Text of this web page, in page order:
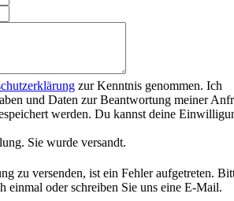
zur Kenntnis genommen. Ich
und Daten zur Beantwortung meiner
werden. Du kannst deine
Sie wurde versandt.
zu versenden, ist ein Fehler aufgetreten.
einmal oder schreiben Sie uns eine E-Mail.